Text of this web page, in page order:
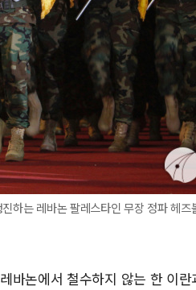
하는 레바논 팔레스타인 무장 정파 헤
바논에서 철수하지 않는 한 이